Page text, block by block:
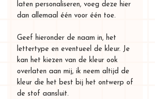
laten personaliseren, voeg deze hier
dan allemaal één voor één toe.
Geef hieronder de naam in, het
lettertype en eventueel de kleur. Je
kan het kiezen van de kleur ook
overlaten aan mij, ik neem altijd de
kleur die het best bij het ontwerp of
de stof aansluit.